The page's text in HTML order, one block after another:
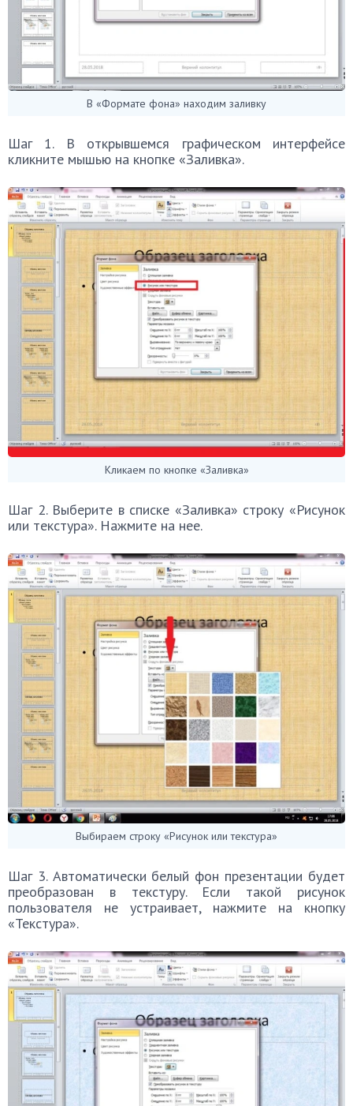
В «Формате фона» находим заливку
Шаг 1. В открывшемся графическом интерфейсе
кликните мышью на кнопке «Заливка».
Кликаем по кнопке «Заливка»
Шаг 2. Выберите в списке «Заливка» строку «Рисунок
или текстура». Нажмите на нее.
Выбираем строку «Рисунок или текстура»
Шаг 3. Автоматически белый фон презентации будет
преобразован в текстуру. Если такой рисунок
пользователя не устраивает, нажмите на кнопку
«Текстура».